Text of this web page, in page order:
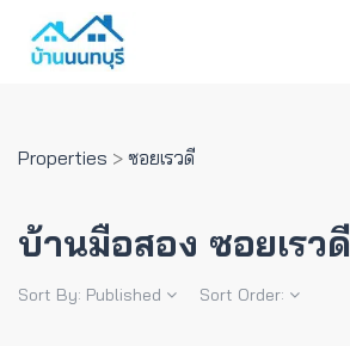
Properties > ซอยเรวดี
บ้านมือสอง ซอยเรวดี
Sort By: Published Sort Order: